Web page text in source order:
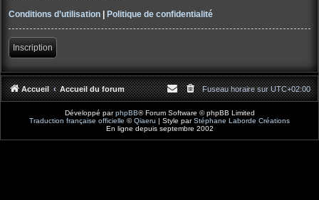
Conditions d’utilisation | Politique de confidentialité
Inscription
Accueil Accueil du forum Fuseau horaire surUTC+02:00
Développé parphpBB® Forum Software © phpBB Limited
Traduction française officielle ©Qiaeru | Style parStéphane Laborde Créations
En ligne depuis septembre 2002